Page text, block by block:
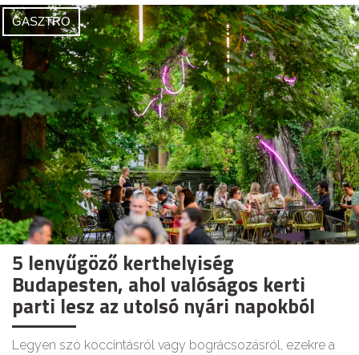
GASZTRO
5 lenyűgöző kerthelyiség
Budapesten, ahol valóságos kerti
parti lesz az utolsó nyári napokból
Legyen szó koccintásról vagy bográcsozásról, ezekre a